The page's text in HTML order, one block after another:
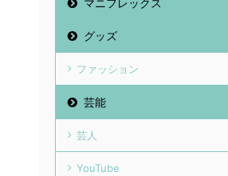
マニフレックス
グッズ
ファッション
芸能
芸人
YouTube